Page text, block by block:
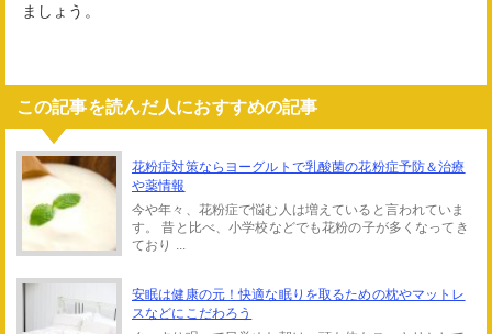
ましょう。
この記事を読んだ人におすすめの記事
花粉症対策ならヨーグルトで乳酸菌の花粉症予防＆治療
や薬情報
今や年々、花粉症で悩む人は増えていると言われていま
す。 昔と比べ、小学校などでも花粉の子が多くなってき
ており ...
安眠は健康の元！快適な眠りを取るための枕やマットレ
スなどにこだわろう